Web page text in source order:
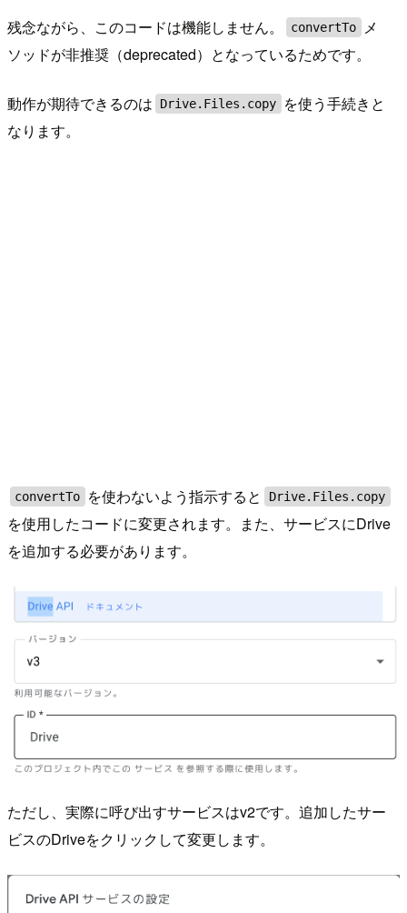
残念ながら、このコードは機能しません。 convertTo
メ
ソッドが非推奨（deprecated）となっているためです。
動作が期待できるのは Drive.Files.copy
を使う手続きと
なります。
convertTo を使わないよう指示すると Drive.Files.copy
を使用したコードに変更されます。また、サービスにDrive
を追加する必要があります。
ただし、実際に呼び出すサービスはv2です。追加したサー
ビスのDriveをクリックして変更します。